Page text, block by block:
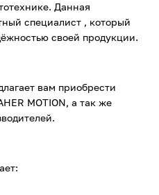
Данная
специалист , который
своей продукции.
вам приобрести
MOTION, а так же